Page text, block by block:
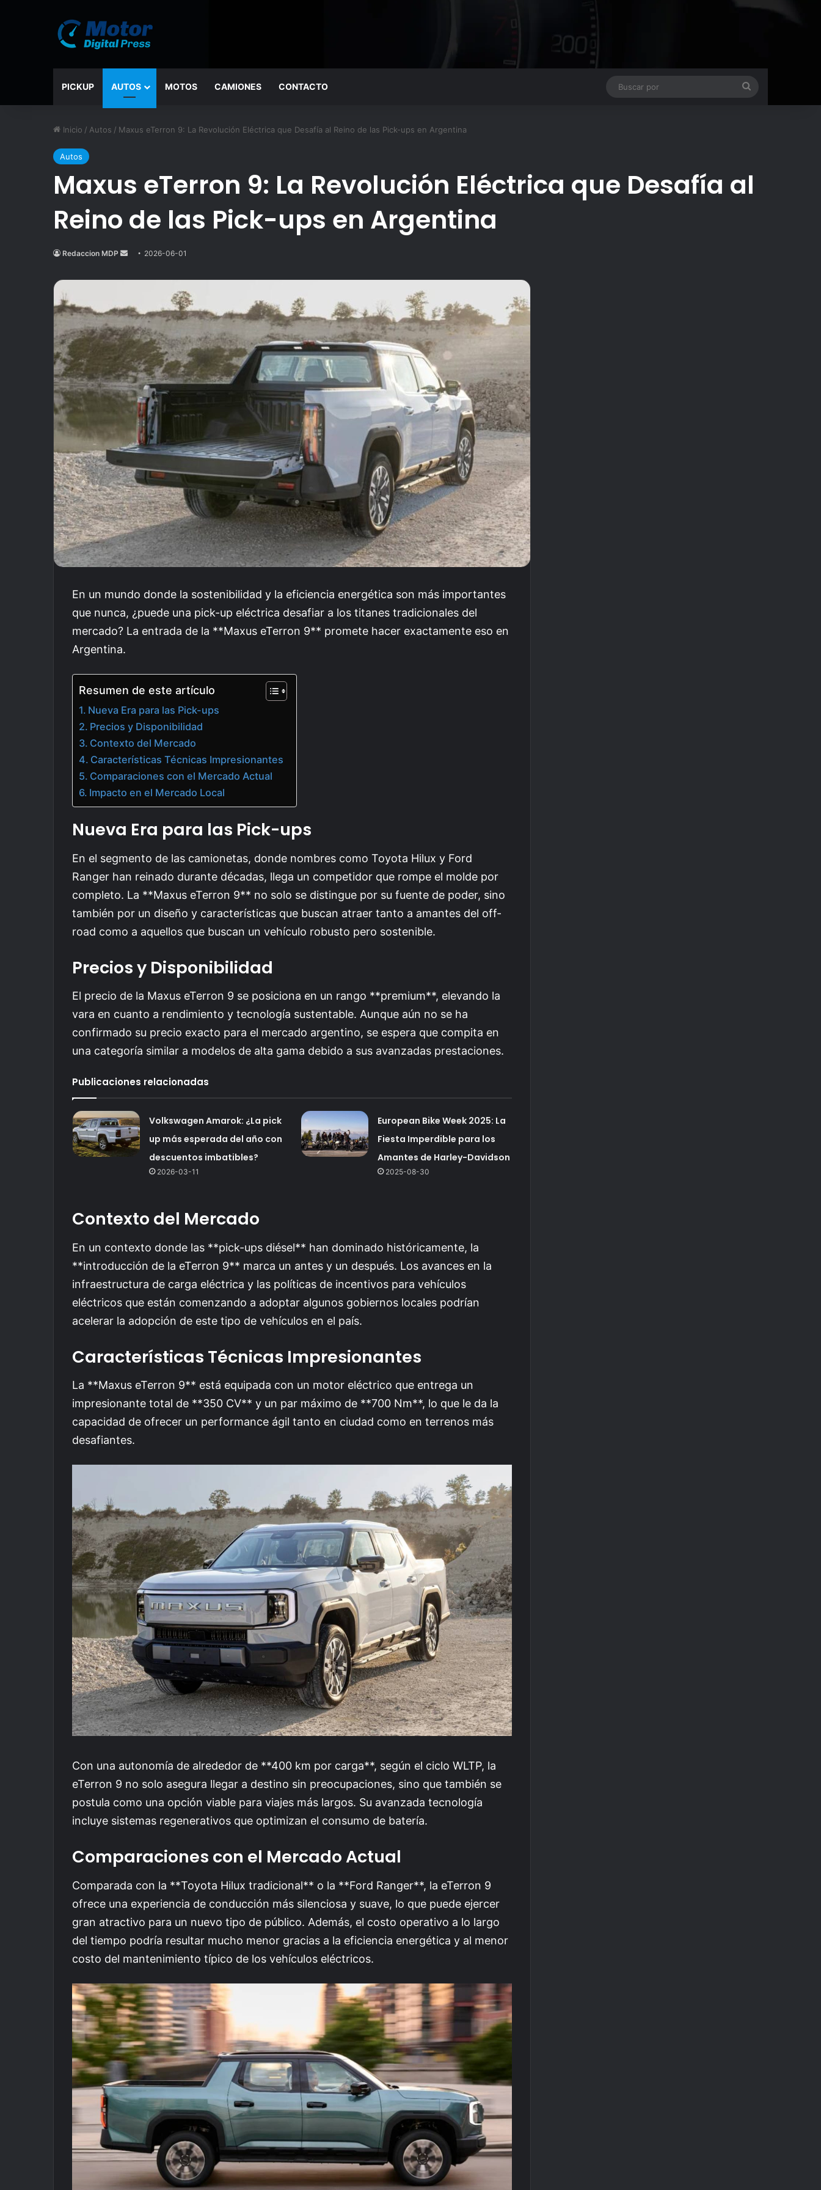
PICKUP AUTOS MOTOS CAMIONES CONTACTO
Inicio / Autos / Maxus eTerron 9: La Revolución Eléctrica que Desafía al Reino de las Pick-ups en Argentina
Autos
Maxus eTerron 9: La Revolución Eléctrica que Desafía al
Reino de las Pick-ups en Argentina
Redaccion MDP
Send
email
2026-06-01
En un mundo donde la sostenibilidad y la eficiencia energética son más importantes
que nunca, ¿puede una pick-up eléctrica desafiar a los titanes tradicionales del
mercado? La entrada de la **Maxus eTerron 9** promete hacer exactamente eso en
Argentina.
Resumen de este artículo
Nueva Era para las Pick-ups
Precios y Disponibilidad
Contexto del Mercado
Características Técnicas Impresionantes
Comparaciones con el Mercado Actual
Impacto en el Mercado Local
Nueva Era para las Pick-ups
En el segmento de las camionetas, donde nombres como Toyota Hilux y Ford
Ranger han reinado durante décadas, llega un competidor que rompe el molde por
completo. La **Maxus eTerron 9** no solo se distingue por su fuente de poder, sino
también por un diseño y características que buscan atraer tanto a amantes del off-
road como a aquellos que buscan un vehículo robusto pero sostenible.
Precios y Disponibilidad
El precio de la Maxus eTerron 9 se posiciona en un rango **premium**, elevando la
vara en cuanto a rendimiento y tecnología sustentable. Aunque aún no se ha
confirmado su precio exacto para el mercado argentino, se espera que compita en
una categoría similar a modelos de alta gama debido a sus avanzadas prestaciones.
Publicaciones relacionadas
Volkswagen Amarok: ¿La pick
up más esperada del año con
descuentos imbatibles?
2026-03-11
European Bike Week 2025: La
Fiesta Imperdible para los
Amantes de Harley-Davidson
2025-08-30
Contexto del Mercado
En un contexto donde las **pick-ups diésel** han dominado históricamente, la
**introducción de la eTerron 9** marca un antes y un después. Los avances en la
infraestructura de carga eléctrica y las políticas de incentivos para vehículos
eléctricos que están comenzando a adoptar algunos gobiernos locales podrían
acelerar la adopción de este tipo de vehículos en el país.
Características Técnicas Impresionantes
La **Maxus eTerron 9** está equipada con un motor eléctrico que entrega un
impresionante total de **350 CV** y un par máximo de **700 Nm**, lo que le da la
capacidad de ofrecer un performance ágil tanto en ciudad como en terrenos más
desafiantes.
Con una autonomía de alrededor de **400 km por carga**, según el ciclo WLTP, la
eTerron 9 no solo asegura llegar a destino sin preocupaciones, sino que también se
postula como una opción viable para viajes más largos. Su avanzada tecnología
incluye sistemas regenerativos que optimizan el consumo de batería.
Comparaciones con el Mercado Actual
Comparada con la **Toyota Hilux tradicional** o la **Ford Ranger**, la eTerron 9
ofrece una experiencia de conducción más silenciosa y suave, lo que puede ejercer
gran atractivo para un nuevo tipo de público. Además, el costo operativo a lo largo
del tiempo podría resultar mucho menor gracias a la eficiencia energética y al menor
costo del mantenimiento típico de los vehículos eléctricos.